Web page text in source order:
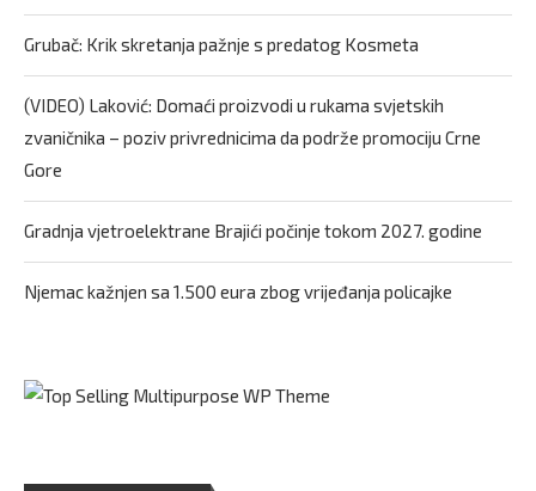
Grubač: Krik skretanja pažnje s predatog Kosmeta
(VIDEO) Laković: Domaći proizvodi u rukama svjetskih
zvaničnika – poziv privrednicima da podrže promociju Crne
Gore
Gradnja vjetroelektrane Brajići počinje tokom 2027. godine
Njemac kažnjen sa 1.500 eura zbog vrijeđanja policajke